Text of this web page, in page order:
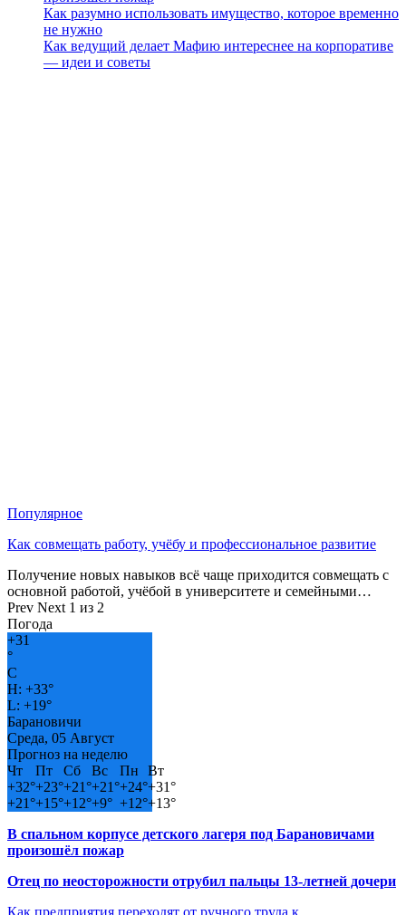
Как разумно использовать имущество, которое временно
не нужно
Как ведущий делает Мафию интереснее на корпоративе
— идеи и советы
Популярное
Как совмещать работу, учёбу и профессиональное развитие
Получение новых навыков всё чаще приходится совмещать с
основной работой, учёбой в университете и семейными…
Prev Next 1 из 2
Погода
+31
°
C
H: +33°
L: +19°
Барановичи
Среда, 05 Август
Прогноз на неделю
Чт
Пт Сб Вс Пн
Вт
+32°+23°+21°+21°+24°+31°
+21°+15°+12°+9° +12°+13°
В спальном корпусе детского лагеря под Барановичами
произошёл пожар
Отец по неосторожности отрубил пальцы 13-летней дочери
Как предприятия переходят от ручного труда к